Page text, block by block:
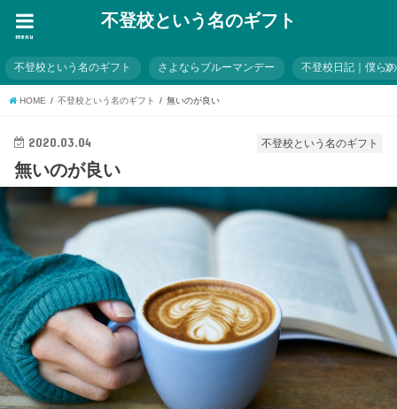
不登校という名のギフト
menu
不登校という名のギフト さよならブルーマンデー 不登校日記｜僕ら
HOME 不登校という名のギフト 無いのが良い
不登校という名のギフト
2020.03.04
無いのが良い